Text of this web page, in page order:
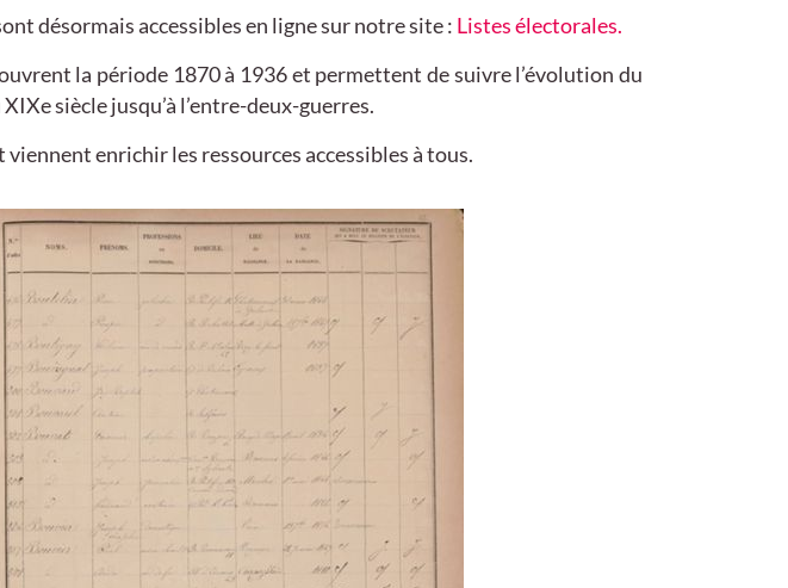
désormais accessibles en ligne sur notre site : Listes électorales.
la période 1870 à 1936 et permettent de suivre l’évolution du
siècle jusqu’à l’entre-deux-guerres.
enrichir les ressources accessibles à tous.